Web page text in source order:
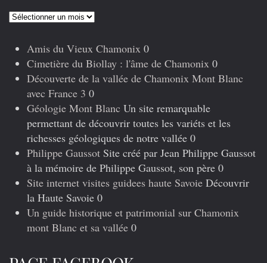
Articles
Amis du Vieux Chamonix 0
Cimetière du Biollay : l'âme de Chamonix 0
Découverte de la vallée de Chamonix Mont Blanc
avec France 3 0
Géologie Mont Blanc Un site remarquable
permettant de découvrir toutes les variéts et les
richesses géologiques de notre vallée 0
Philippe Gaussot Site créé par Jean Philippe Gaussot
à la mémoire de Philippe Gaussot, son père 0
Site internet visites guidees haute Savoie Découvrir
la Haute Savoie 0
Un guide historique et patrimonial sur Chamonix
mont Blanc et sa vallée 0